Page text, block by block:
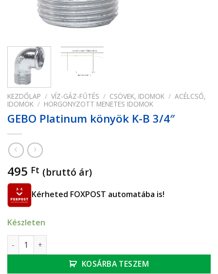
KEZDŐLAP / VÍZ-GÁZ-FŰTÉS / CSÖVEK, IDOMOK / ACÉLCSŐ,
IDOMOK / HORGONYZOTT MENETES IDOMOK
GEBO Platinum könyök K-B 3/4″
495 Ft (bruttó ár)
Kérheted FOXPOST automatába is!
Készleten
GEBO Platinum könyök K-B 3/4" mennyiség
KOSÁRBA TESZEM